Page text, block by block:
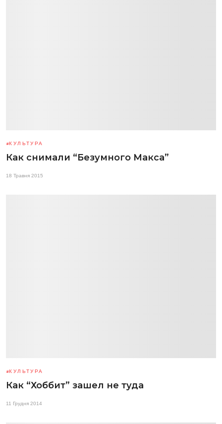
КУЛЬТУРА
Как снимали “Безумного Макса”
18 Травня 2015
КУЛЬТУРА
Как “Хоббит” зашел не туда
11 Грудня 2014